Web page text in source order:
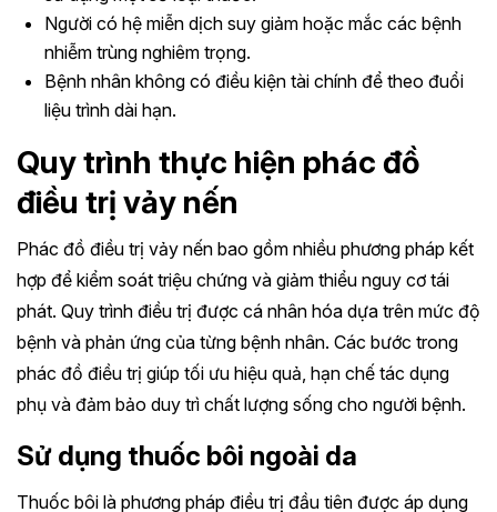
Người có hệ miễn dịch suy giảm hoặc mắc các bệnh
nhiễm trùng nghiêm trọng.
Bệnh nhân không có điều kiện tài chính để theo đuổi
liệu trình dài hạn.
Quy trình thực hiện phác đồ
điều trị vảy nến
Phác đồ điều trị vảy nến bao gồm nhiều phương pháp kết
hợp để kiểm soát triệu chứng và giảm thiểu nguy cơ tái
phát. Quy trình điều trị được cá nhân hóa dựa trên mức độ
bệnh và phản ứng của từng bệnh nhân. Các bước trong
phác đồ điều trị giúp tối ưu hiệu quả, hạn chế tác dụng
phụ và đảm bảo duy trì chất lượng sống cho người bệnh.
Sử dụng thuốc bôi ngoài da
Thuốc bôi là phương pháp điều trị đầu tiên được áp dụng